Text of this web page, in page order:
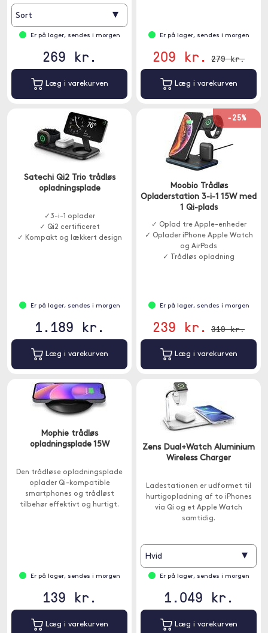
Sort ▾
Er på lager, sendes i morgen
269 kr.
Læg i varekurven
Er på lager, sendes i morgen
209 kr. 279 kr.
Læg i varekurven
Satechi Qi2 Trio trådløs
opladningsplade
✓3-i-1 oplader
✓ Qi2 certificeret
✓ Kompakt og lækkert design
Er på lager, sendes i morgen
1.189 kr.
Læg i varekurven
-25%
Moobio Trådløs
Opladerstation 3-i-1 15W med
1 Qi-plads
✓ Oplad tre Apple-enheder
✓ Oplader iPhone Apple Watch
og AirPods
✓ Trådløs opladning
Er på lager, sendes i morgen
239 kr. 319 kr.
Læg i varekurven
Mophie trådløs
opladningsplade 15W
Den trådløse opladningsplade
oplader Qi-kompatible
smartphones og trådløst
tilbehør effektivt og hurtigt.
Er på lager, sendes i morgen
139 kr.
Læg i varekurven
Zens Dual+Watch Aluminium
Wireless Charger
Ladestationen er udformet til
hurtigopladning af to iPhones
via Qi og et Apple Watch
samtidig.
Hvid ▾
Er på lager, sendes i morgen
1.049 kr.
Læg i varekurven